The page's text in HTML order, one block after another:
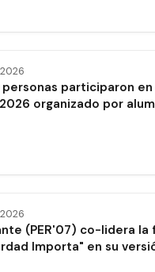
participaron
organizado por
(PER'07) co-lidera la
Importa" en su